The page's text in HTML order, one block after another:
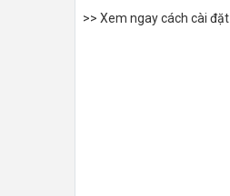
>> Xem ngay cách cài đặt